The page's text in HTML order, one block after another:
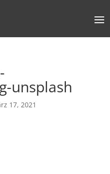
unsplash
17, 2021